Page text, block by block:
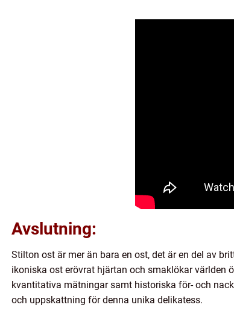
Avslutning:
Stilton ost är mer än bara en ost, det är en del av
ikoniska ost erövrat hjärtan och smaklökar världen
kvantitativa mätningar samt historiska för- och
och uppskattning för denna unika delikatess.